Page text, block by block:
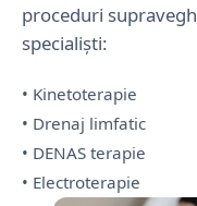
proceduri
specialiști:
• Kinetoterapie
• Drenaj limfatic
• DENAS terapie
• Electroterapie